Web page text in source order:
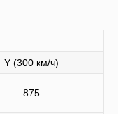
Y (300 км/ч)
875